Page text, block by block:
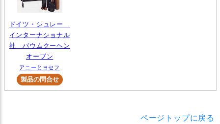
ドイツ・シュレー
インターナショナル
社 バウムクーヘン
オーブン
アニーとヨセフ
ページトップに戻る